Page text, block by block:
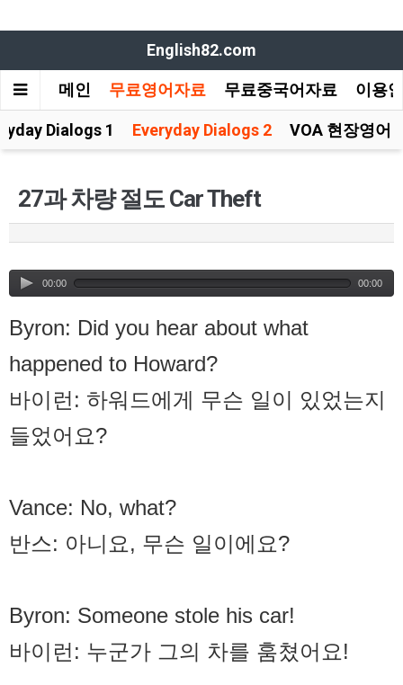
English82.com
메인 무료영어자료 무료중국어자료 이용
Dialogs 1 Everyday Dialogs 2 VOA 현장영어
27과 차량 절도 Car Theft
00:00 00:00
Byron: Did you hear about what
happened to Howard?
바이런: 하워드에게 무슨 일이 있었는지
들었어요?
Vance: No, what?
반스: 아니요, 무슨 일이에요?
Byron: Someone stole his car!
바이런: 누군가 그의 차를 훔쳤어요!